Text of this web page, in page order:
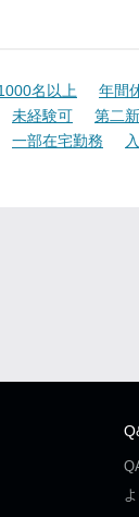
名以上
年間
未経験可 第二
一部在宅勤務